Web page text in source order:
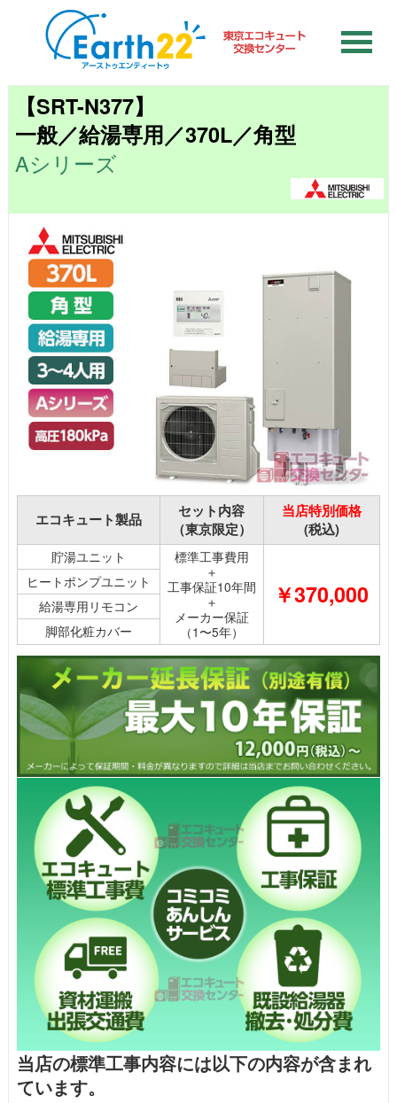
【SRT-N377】
一般／給湯専用／370L／角型
Aシリーズ
エコキュート製品
セット内容
（東京限定）
当店特別価格
(税込)
貯湯ユニット
標準工事費用
＋
工事保証10年間
＋
メーカー保証
（1〜5年）
￥370,000
ヒートポンプユニット
給湯専用リモコン
脚部化粧カバー
当店の標準工事内容には以下の内容が含まれ
ています。